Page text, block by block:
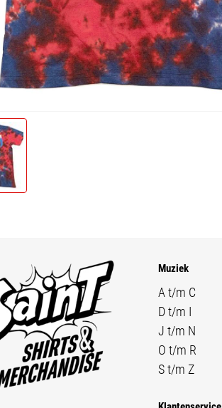
Muziek
A t/m C
D t/m I
J t/m N
O t/m R
S t/m Z